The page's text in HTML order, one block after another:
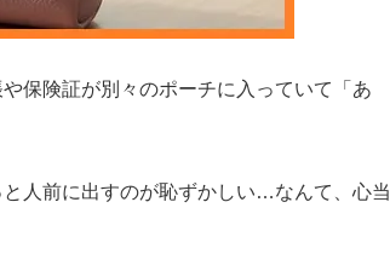
保険証が別々のポーチに入っていて「あ
人前に出すのが恥ずかしい…なんて、心当